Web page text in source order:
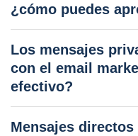
¿cómo puedes
Los mensajes
con el email
efectivo?
Mensajes